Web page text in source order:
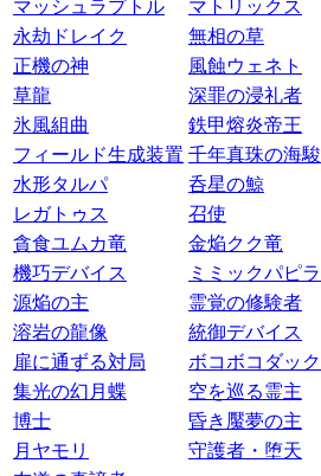
マッシュラプトル
マトリックス
永劫ドレイク
無相の草
正機の神
風蝕ウェネト
草龍
深罪の浸礼者
氷風組曲
鉄甲熔炎帝王
フィールド生成装置 千年真珠の海駿
水形タルパ
呑星の鯨
レガトゥス
召使
貪食ユムカ竜
金焔クク竜
機巧デバイス
ミミックパピラ
源焔の主
霊覚の修験者
溶岩の龍像
統御デバイス
扉に通ずる対局
ボコボコダック
集光の幻月蝶
空を巡る霊主
博士
昏き魘夢の主
月ヤモリ
守護者・堕天